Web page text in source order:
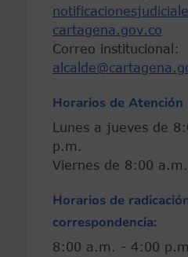
cartagena.gov.co
Correo institucional:
Horarios de Atención
Lunes a jueves de
p.m.
Viernes de 8:00
Horarios de
correspondencia:
8:00 a.m. - 4:00